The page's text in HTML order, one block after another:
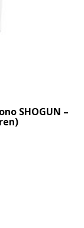
SHOGUN –